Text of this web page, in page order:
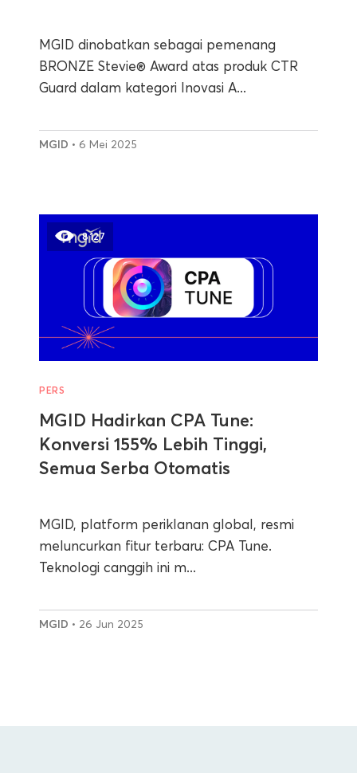
MGID dinobatkan sebagai pemenang
BRONZE Stevie® Award atas produk CTR
Guard dalam kategori Inovasi A...
MGID • 6 Mei 2025
8127
PERS
MGID Hadirkan CPA Tune:
Konversi 155% Lebih Tinggi,
Semua Serba Otomatis
MGID, platform periklanan global, resmi
meluncurkan fitur terbaru: CPA Tune.
Teknologi canggih ini m...
MGID • 26 Jun 2025